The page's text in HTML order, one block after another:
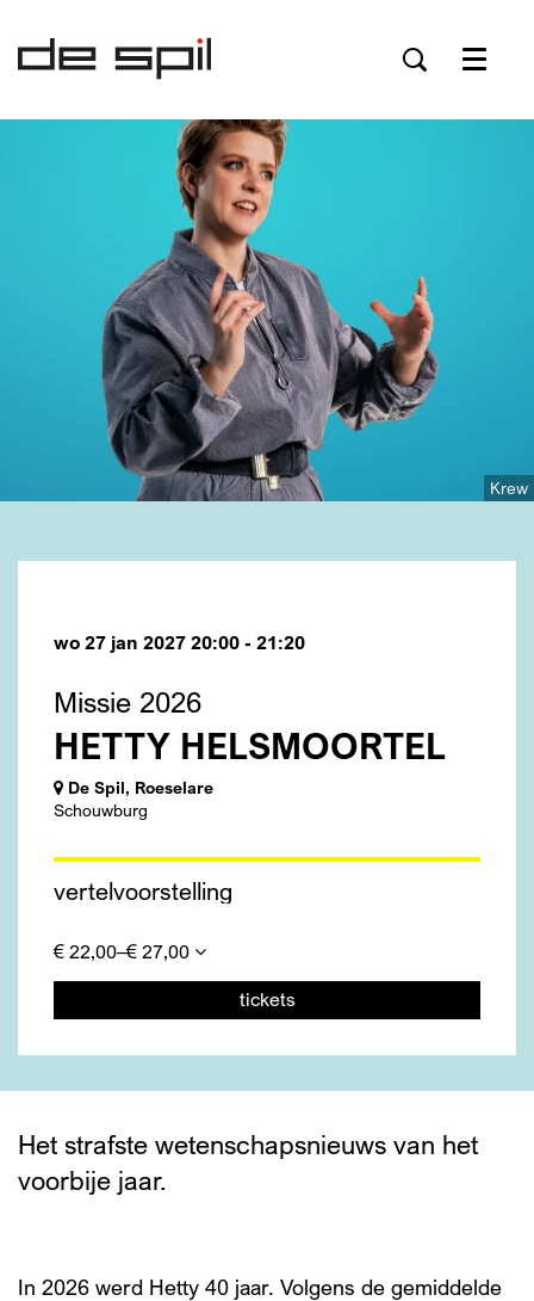
Menu
Krew
Missie 2026
HETTY HELSMOORTEL
wo 27 jan 2027 20:00 - 21:20
De Spil, Roeselare
Schouwburg
vertelvoorstelling
€ 22,00–€ 27,00
tickets
Het strafste wetenschapsnieuws van het
voorbije jaar.
In 2026 werd Hetty 40 jaar. Volgens de gemiddelde